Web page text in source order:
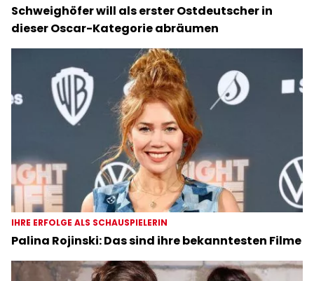
Schweighöfer will als erster Ostdeutscher in
dieser Oscar-Kategorie abräumen
IHRE ERFOLGE ALS SCHAUSPIELERIN
Palina Rojinski: Das sind ihre bekanntesten Filme